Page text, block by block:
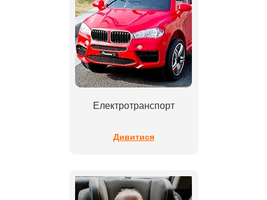
Електротранспорт
Дивитися